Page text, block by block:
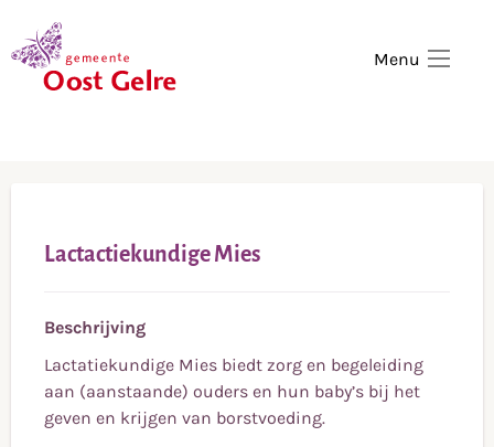
Menu
Lactactiekundige Mies
Beschrijving
Lactatiekundige Mies biedt zorg en begeleiding
aan (aanstaande) ouders en hun baby’s bij het
geven en krijgen van borstvoeding.